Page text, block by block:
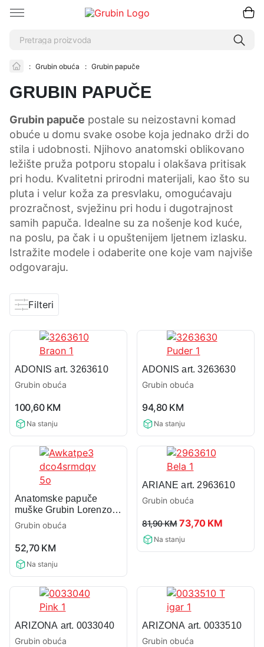
: Grubin obuća : Grubin papuče
GRUBIN PAPUČE
Grubin papuče postale su neizostavni komad
obuće u domu svake osobe koja jednako drži do
stila i udobnosti. Njihovo anatomski oblikovano
ležište pruža potporu stopalu i olakšava pritisak
pri hodu. Kvalitetni prirodni materijali, kao što su
pluta i velur koža za presvlaku, omogućavaju
prozračnost, svježinu pri hodu i dugotrajnost
samih papuča. Idealne su za nošenje kod kuće,
na poslu, pa čak i u opuštenijem ljetnem izlasku.
Istražite modele i odaberite one koje vam najviše
odgovaraju.
Filteri
ADONIS art. 3263610
Grubin obuća
rating
100,60 KM
Na stanju
ADONIS art. 3263630
Grubin obuća
rating
94,80 KM
Na stanju
Anatomske papuče
muške Grubin Lorenzo
142405
Grubin obuća
rating
52,70 KM
Na stanju
ARIANE art. 2963610
Grubin obuća
rating
81,90KM Original
price
was:
73,70 KMCurrent
Na stanju
ARIZONA art. 0033040
Grubin obuća
ARIZONA art. 0033510
Grubin obuća